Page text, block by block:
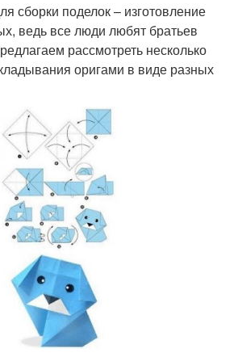
сборки поделок – изготовление
ведь все люди любят братьев
рассмотреть несколько
оригами в виде разных